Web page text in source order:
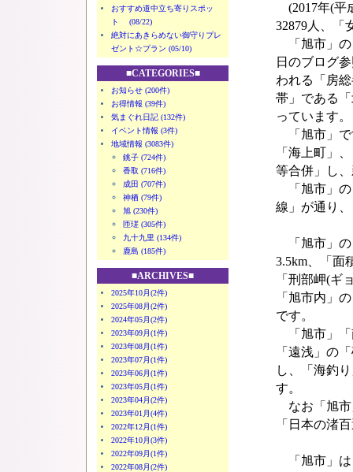
おすすめ道中立ち寄りスポッ
ト (08/22)
絶対にあきらめない御守りプレ
ゼント☆プラン (05/10)
■CATEGORIES■
お知らせ (200件)
お得情報 (39件)
気まぐれ日記 (132件)
イベント情報 (3件)
地域情報 (3083件)
銚子 (724件)
香取 (716件)
成田 (707件)
神栖 (79件)
旭 (230件)
匝瑳 (305件)
九十九里 (134件)
鹿島 (185件)
■ARCHIVES■
2025年10月(2件)
2025年08月(2件)
2024年05月(2件)
2023年09月(1件)
2023年08月(1件)
2023年07月(1件)
2023年06月(1件)
2023年05月(1件)
2023年04月(2件)
2023年01月(4件)
2022年12月(1件)
2022年10月(3件)
2022年09月(1件)
2022年08月(2件)
(2017年(平
32879人、「
「旭市」の
日のブログ
われる「房
帯」である
っています。
「旭市」で
「海上町」
等合併」し
「旭市」の
線」が通り
「旭市」の
3.5km、「面
「刑部岬(ギ
「旭市内」
です。
「旭市」「
「遠浅」の
し、「海釣
す。
なお「旭市
「日本の渚
「旭市」は